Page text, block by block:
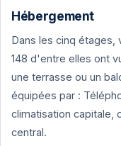
Hébergement
Dans les cinq étages,
148 d'entre elles ont
une terrasse ou un
équipées par :
climatisation capitale,
central.